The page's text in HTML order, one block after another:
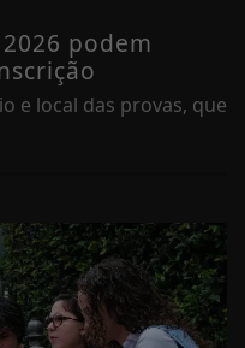
podem
e local das provas, que